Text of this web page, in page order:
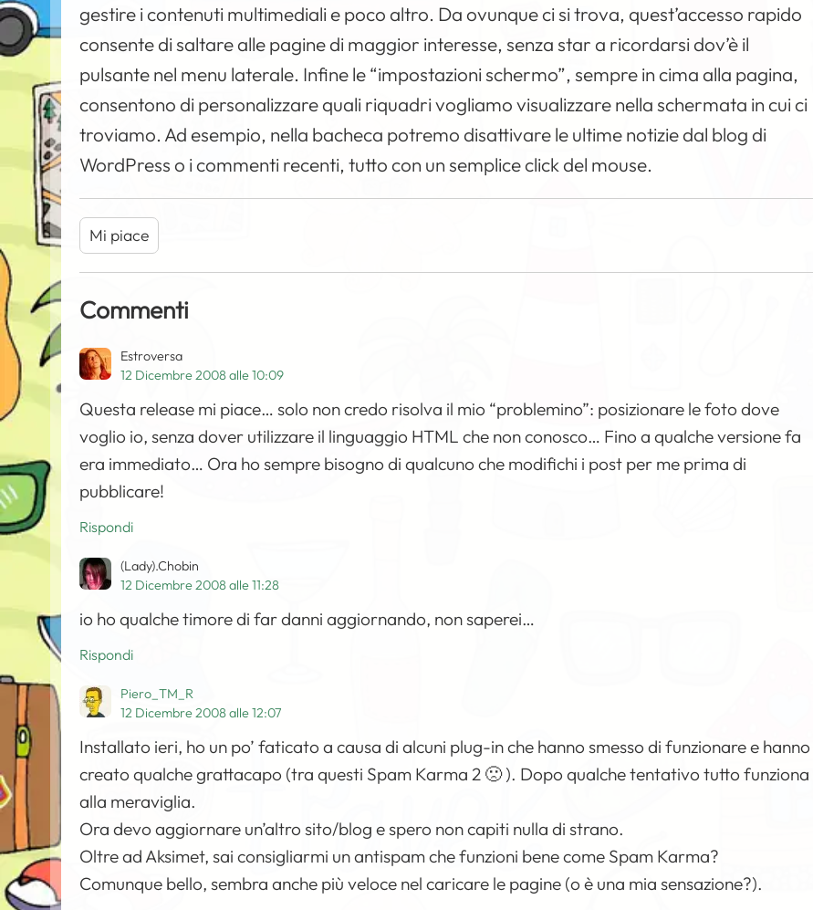
gestire i contenuti multimediali e poco altro. Da ovunque ci si trova, quest’accesso rapido
consente di saltare alle pagine di maggior interesse, senza star a ricordarsi dov’è il
pulsante nel menu laterale. Infine le “impostazioni schermo”, sempre in cima alla pagina,
consentono di personalizzare quali riquadri vogliamo visualizzare nella schermata in cui ci
troviamo. Ad esempio, nella bacheca potremo disattivare le ultime notizie dal blog di
WordPress o i commenti recenti, tutto con un semplice click del mouse.
Mi piace
Commenti
Estroversa
12 Dicembre 2008 alle 10:09
Questa release mi piace… solo non credo risolva il mio “problemino”: posizionare le foto dove
voglio io, senza dover utilizzare il linguaggio HTML che non conosco… Fino a qualche versione fa
era immediato… Ora ho sempre bisogno di qualcuno che modifichi i post per me prima di
pubblicare!
Rispondi
(Lady).Chobin
12 Dicembre 2008 alle 11:28
io ho qualche timore di far danni aggiornando, non saperei…
Rispondi
Piero_TM_R
12 Dicembre 2008 alle 12:07
Installato ieri, ho un po’ faticato a causa di alcuni plug-in che hanno smesso di funzionare e hanno
creato qualche grattacapo (tra questi Spam Karma 2 🙁 ). Dopo qualche tentativo tutto funziona
alla meraviglia.
Ora devo aggiornare un’altro sito/blog e spero non capiti nulla di strano.
Oltre ad Aksimet, sai consigliarmi un antispam che funzioni bene come Spam Karma?
Comunque bello, sembra anche più veloce nel caricare le pagine (o è una mia sensazione?).